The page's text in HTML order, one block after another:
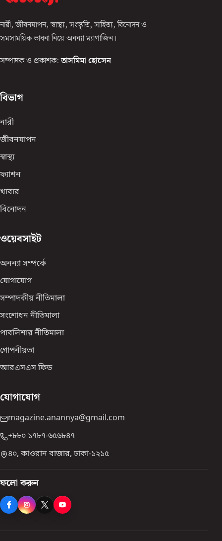
নারী, জীবনযাপন, স্বাস্থ্য, সংস্কৃতি, সাহিত্য, বিনোদন ও
সমসাময়িক ভাবনা নিয়ে অনন্যা ম্যাগাজিন।
সম্পাদক ও প্রকাশক: তাসমিমা হোসেন
বিভাগ
নারী
জীবনযাপন
স্বাস্থ্য
ফ্যাশন
খাবার
বিনোদন
ওয়েবসাইট
অনন্যা সম্পর্কে
যোগাযোগ
সম্পাদকীয় নীতিমালা
সংশোধন নীতিমালা
পাবলিশার নীতিমালা
গোপনীয়তা
আরএসএস ফিড
যোগাযোগ
magazine.anannya@gmail.com
+৮৮০ ১৭৮৭-৬৫৬৮৪৭
৪০, কাওরান বাজার, ঢাকা-১২১৫
ফলো করুন